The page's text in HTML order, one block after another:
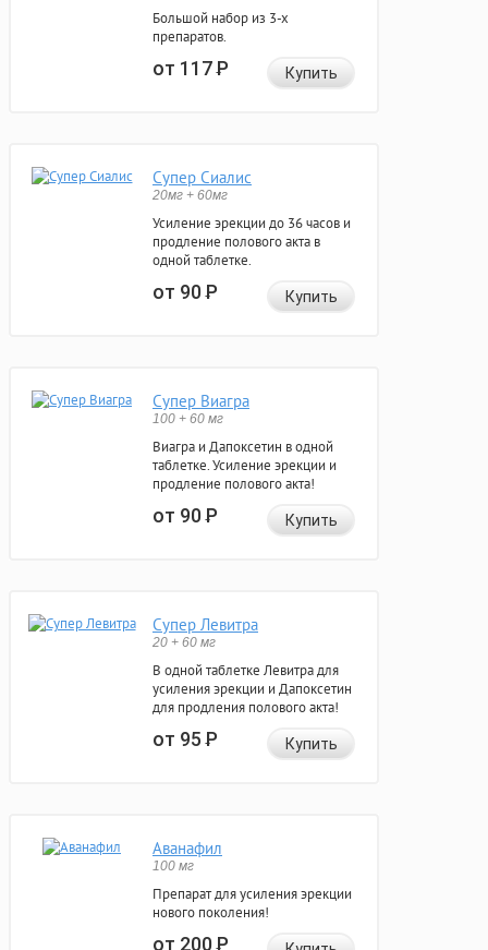
Большой набор из 3-х
препаратов.
от 117Р Купить
Супер Сиалис
20мг + 60мг
Усиление эрекции до 36 часов и
продление полового акта в
одной таблетке.
от 90Р Купить
Супер Виагра
100 + 60 мг
Виагра и Дапоксетин в одной
таблетке. Усиление эрекции и
продление полового акта!
от 90Р Купить
Супер Левитра
20 + 60 мг
В одной таблетке Левитра для
усиления эрекции и Дапоксетин
для продления полового акта!
от 95Р Купить
Аванафил
100 мг
Препарат для усиления эрекции
нового поколения!
от 200Р